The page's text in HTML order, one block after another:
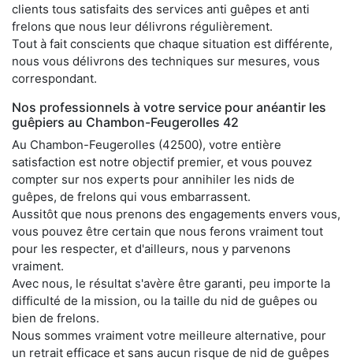
clients tous satisfaits des services anti guêpes et anti
frelons que nous leur délivrons régulièrement.
Tout à fait conscients que chaque situation est différente,
nous vous délivrons des techniques sur mesures, vous
correspondant.
Nos professionnels à votre service pour anéantir les
guêpiers au Chambon-Feugerolles 42
Au Chambon-Feugerolles (42500), votre entière
satisfaction est notre objectif premier, et vous pouvez
compter sur nos experts pour annihiler les nids de
guêpes, de frelons qui vous embarrassent.
Aussitôt que nous prenons des engagements envers vous,
vous pouvez être certain que nous ferons vraiment tout
pour les respecter, et d'ailleurs, nous y parvenons
vraiment.
Avec nous, le résultat s'avère être garanti, peu importe la
difficulté de la mission, ou la taille du nid de guêpes ou
bien de frelons.
Nous sommes vraiment votre meilleure alternative, pour
un retrait efficace et sans aucun risque de nid de guêpes